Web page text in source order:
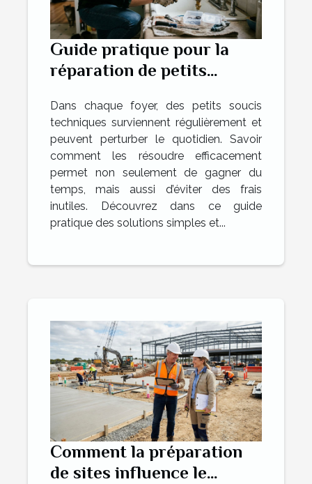
Guide pratique pour la
réparation de petits
Dans chaque foyer, des petits soucis
techniques surviennent régulièrement et
peuvent perturber le quotidien. Savoir
comment les résoudre efficacement
permet non seulement de gagner du
temps, mais aussi d’éviter des frais
inutiles. Découvrez dans ce guide
pratique des solutions simples et...
Comment la préparation
de sites influence le